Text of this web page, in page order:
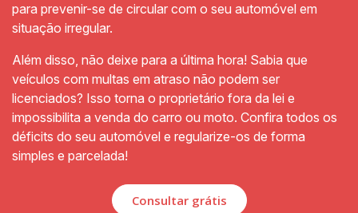
para prevenir-se de circular com o seu automóvel em
situação irregular.
Além disso, não deixe para a última hora! Sabia que
veículos com multas em atraso não podem ser
licenciados? Isso torna o proprietário fora da lei e
impossibilita a venda do carro ou moto. Confira todos os
déficits do seu automóvel e regularize-os de forma
simples e parcelada!
Consultar grátis